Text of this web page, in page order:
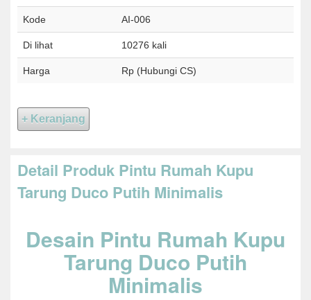
Kode AI-006
Di lihat 10276 kali
Harga Rp (Hubungi CS)
Detail Produk Pintu Rumah Kupu
Tarung Duco Putih Minimalis
Desain Pintu Rumah Kupu
Tarung Duco Putih
Minimalis